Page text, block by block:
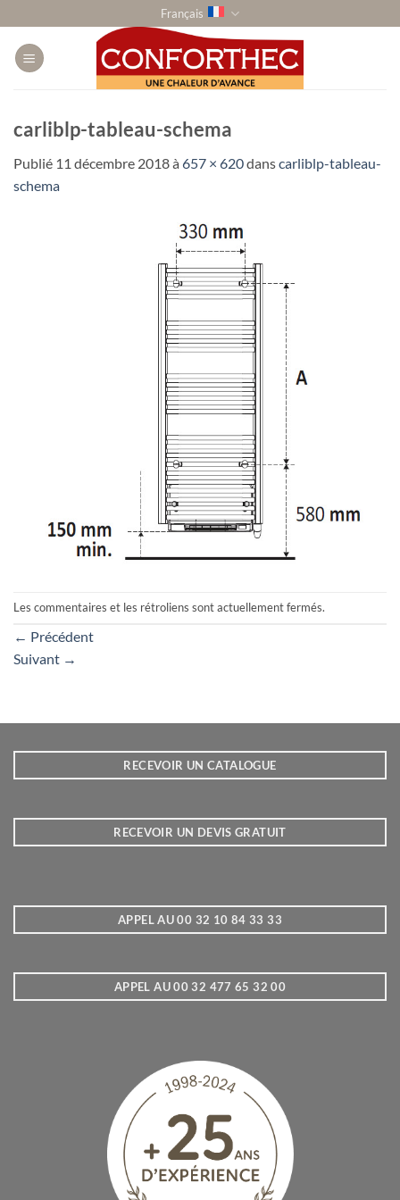
au
contenu
Français
carliblp-tableau-schema
Publié 11 décembre 2018à 657 × 620danscarliblp-tableau-
schema
Les commentaires et les rétroliens sont actuellement fermés.
← Précédent
Suivant →
RECEVOIR UN CATALOGUE
RECEVOIR UN DEVIS GRATUIT
APPEL AU 00 32 10 84 33 33
APPEL AU 00 32 477 65 32 00